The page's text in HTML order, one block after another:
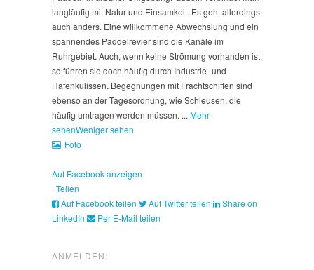
langläufig mit Natur und Einsamkeit. Es geht allerdings
auch anders. Eine willkommene Abwechslung und ein
spannendes Paddelrevier sind die Kanäle im
Ruhrgebiet. Auch, wenn keine Strömung vorhanden ist,
so führen sie doch häufig durch Industrie- und
Hafenkulissen. Begegnungen mit Frachtschiffen sind
ebenso an der Tagesordnung, wie Schleusen, die
häufig umtragen werden müssen. ... Mehr
sehenWeniger sehen
Foto
Auf Facebook anzeigen
·Teilen
Auf Facebook teilen
Auf Twitter teilen
Share on
LinkedIn
Per E-Mail teilen
ANMELDEN: